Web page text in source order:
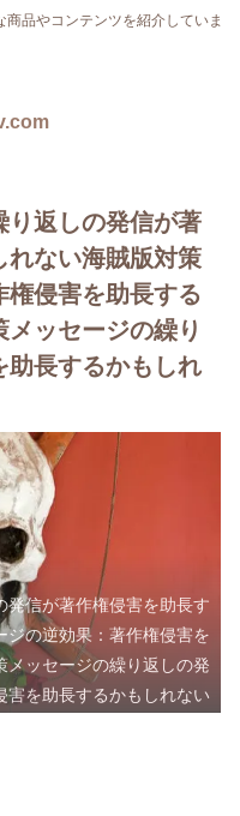
品やコンテンツを紹介していま
り返しの発信が著
れない海賊版対策
権侵害を助長する
ッセージの繰り
助長するかもしれ
発信が著作権侵害を助長す
ジの逆効果：著作権侵害を
メッセージの繰り返しの発
害を助長するかもしれない